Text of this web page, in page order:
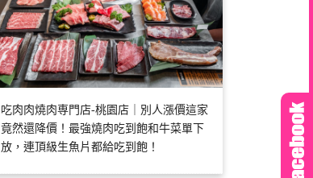
吃肉肉燒肉専門店-桃園店｜別人漲價這家
竟然還降價！最強燒肉吃到飽和牛菜單下
放，連頂級生魚片都給吃到飽！